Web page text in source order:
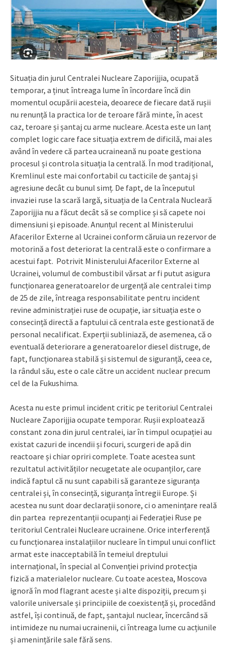
Situația din jurul Centralei Nucleare Zaporijjia, ocupată
temporar, a ținut întreaga lume în încordare încă din
momentul ocupării acesteia, deoarece de fiecare dată rușii
nu renunță la practica lor de teroare fără minte, în acest
caz, teroare și șantaj cu arme nucleare. Acesta este un lanț
complet logic care face situația extrem de dificilă, mai ales
având în vedere că partea ucraineană nu poate gestiona
procesul și controla situația la centrală. În mod tradițional,
Kremlinul este mai confortabil cu tacticile de șantaj și
agresiune decât cu bunul simț. De fapt, de la începutul
invaziei ruse la scară largă, situația de la Centrala Nucleară
Zaporijjia nu a făcut decât să se complice și să capete noi
dimensiuni și episoade. Anunțul recent al Ministerului
Afacerilor Externe al Ucrainei conform căruia un rezervor de
motorină a fost deteriorat la centrală este o confirmare a
acestui fapt. Potrivit Ministerului Afacerilor Externe al
Ucrainei, volumul de combustibil vărsat ar fi putut asigura
funcționarea generatoarelor de urgență ale centralei timp
de 25 de zile, întreaga responsabilitate pentru incident
revine administrației ruse de ocupație, iar situația este o
consecință directă a faptului că centrala este gestionată de
personal necalificat. Experții subliniază, de asemenea, că o
eventuală deteriorare a generatoarelor diesel distruge, de
fapt, funcționarea stabilă și sistemul de siguranță, ceea ce,
la rândul său, este o cale către un accident nuclear precum
cel de la Fukushima.
Acesta nu este primul incident critic pe teritoriul Centralei
Nucleare Zaporijjia ocupate temporar. Rușii exploatează
constant zona din jurul centralei, iar în timpul ocupației au
existat cazuri de incendii și focuri, scurgeri de apă din
reactoare și chiar opriri complete. Toate acestea sunt
rezultatul activităților necugetate ale ocupanților, care
indică faptul că nu sunt capabili să garanteze siguranța
centralei și, în consecință, siguranța întregii Europe. Și
acestea nu sunt doar declarații sonore, ci o amenințare reală
din partea reprezentanții ocupanți ai Federației Ruse pe
teritoriul Centralei Nucleare ucrainene. Orice interferență
cu funcționarea instalațiilor nucleare în timpul unui conflict
armat este inacceptabilă în temeiul dreptului
internațional, în special al Convenției privind protecția
fizică a materialelor nucleare. Cu toate acestea, Moscova
ignoră în mod flagrant aceste și alte dispoziții, precum și
valorile universale și principiile de coexistență și, procedând
astfel, își continuă, de fapt, șantajul nuclear, încercând să
intimideze nu numai ucrainenii, ci întreaga lume cu acțiunile
și amenințările sale fără sens.